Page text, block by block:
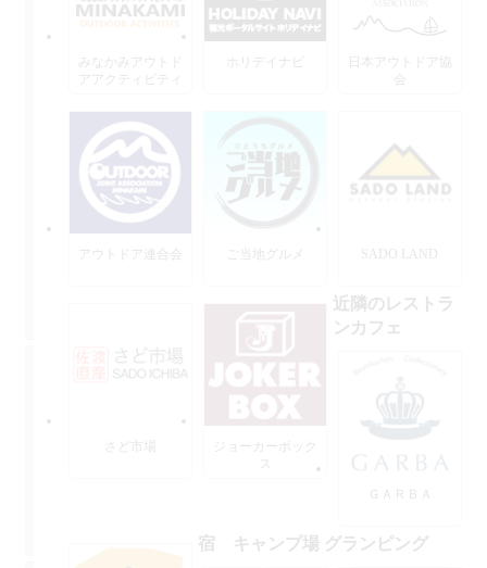
みなかみアウトド
アアクティビティ
ホリデイナビ
日本アウトドア協
会
アウトドア連合会 ご当地グルメ SADO LAND
さど市場
ジョーカーボック
ス
近隣のレストラ
ンカフェ
ＧＡＲＢＡ
宿 キャンプ場 グランピング